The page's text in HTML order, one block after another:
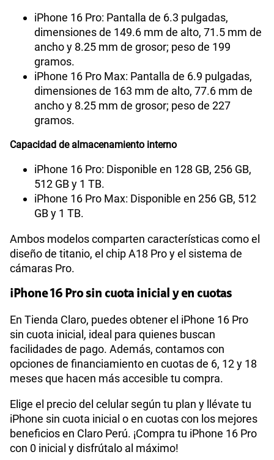
iPhone 16 Pro: Pantalla de 6.3 pulgadas,
dimensiones de 149.6 mm de alto, 71.5 mm de
ancho y 8.25 mm de grosor; peso de 199
gramos.
iPhone 16 Pro Max: Pantalla de 6.9 pulgadas,
dimensiones de 163 mm de alto, 77.6 mm de
ancho y 8.25 mm de grosor; peso de 227
gramos.
Capacidad de almacenamiento interno
iPhone 16 Pro: Disponible en 128 GB, 256 GB,
512 GB y 1 TB.
iPhone 16 Pro Max: Disponible en 256 GB, 512
GB y 1 TB.
Ambos modelos comparten características como el
diseño de titanio, el chip A18 Pro y el sistema de
cámaras Pro.
iPhone 16 Pro sin cuota inicial y en cuotas
En Tienda Claro, puedes obtener el iPhone 16 Pro
sin cuota inicial, ideal para quienes buscan
facilidades de pago. Además, contamos con
opciones de financiamiento en cuotas de 6, 12 y 18
meses que hacen más accesible tu compra.
Elige el precio del celular según tu plan y llévate tu
iPhone sin cuota inicial o en cuotas con los mejores
beneficios en Claro Perú. ¡Compra tu iPhone 16 Pro
con 0 inicial y disfrútalo al máximo!